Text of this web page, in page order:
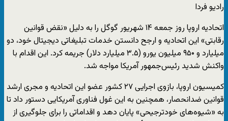
رادیو فردا
اتحادیه اروپا روز جمعه ۱۴ شهریور گوگل را به دلیل «نقض قوانین
رقابتی» این اتحادیه و ارجح دانستن خدمات تبلیغاتی دیجیتال خود، دو
میلیارد و ۹۵۰ میلیون یورو (۳.۵ میلیارد دلار) جریمه کرد. این اقدام با
واکنش شدید رئیس‌جمهور آمریکا مواجه شد.
کمیسیون اروپا، بازوی اجرایی ۲۷ کشور عضو این اتحادیه و مجری ارشد
قوانین ضدانحصار، همچنین به این غول فناوری آمریکایی دستور داد تا
به «شیوه‌های خودترجیحی» پایان دهد و اقداماتی را برای جلوگیری از